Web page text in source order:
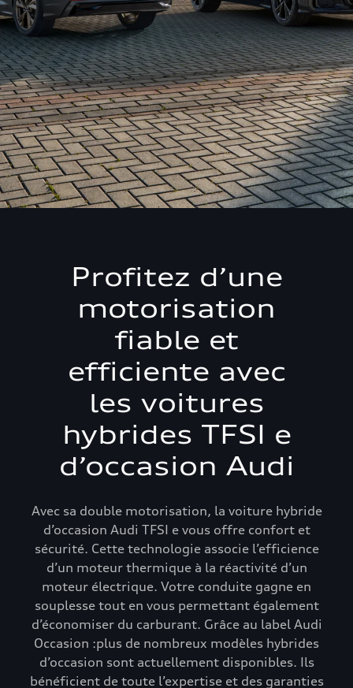
Profitez d’une
motorisation
fiable et
efficiente avec
les voitures
hybrides TFSI e
d’occasion Audi
Avec sa double motorisation, la voiture hybride
d’occasion Audi TFSI e vous offre confort et
sécurité. Cette technologie associe l’efficience
d’un moteur thermique à la réactivité d’un
moteur électrique. Votre conduite gagne en
souplesse tout en vous permettant également
d’économiser du carburant. Grâce au label Audi
Occasion :plus de nombreux modèles hybrides
d’occasion sont actuellement disponibles. Ils
bénéficient de toute l’expertise et des garanties